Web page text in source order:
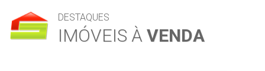
DESTAQUES
IMÓVEIS ÀVENDA